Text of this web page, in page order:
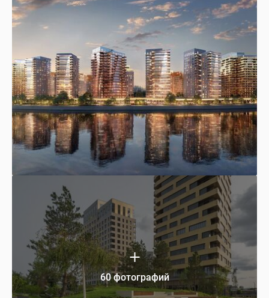
60 фотографий